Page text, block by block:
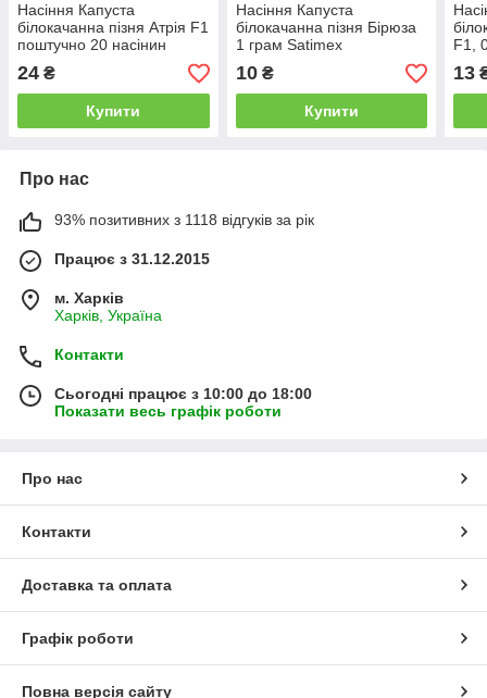
Насіння Капуста
білокачанна пізня Атрія F1
поштучно 20 насінин
Seminis
24 ₴
Купити
Насіння Капуста
білокачанна пізня Бірюза
1 грам Satimex
10₴
Купити
F1,
13
Про нас
93% позитивних з 1118 відгуків за рік
Працює з 31.12.2015
м. Харків
Харків, Україна
Контакти
Сьогодні працює з 10:00 до 18:00
Показати весь графік роботи
Про нас
Контакти
Доставка та оплата
Графік роботи
Повна версія сайту